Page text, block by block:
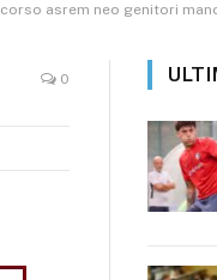
corso asrem neo genitori
0